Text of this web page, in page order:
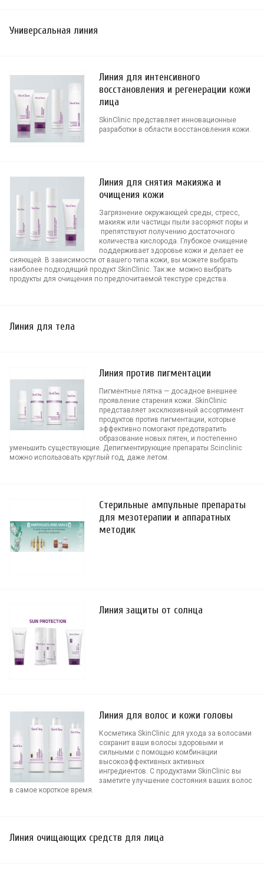
Универсальная линия
Линия для интенсивного
восстановления и регенерации кожи
лица
SkinClinic представляет инновационные
разработки в области восстановления кожи.
Линия для снятия макияжа и
очищения кожи
Загрязнение окружающей среды, стресс,
макияж или частицы пыли засоряют поры и
препятствуют получению достаточного
количества кислорода. Глубокое очищение
поддерживает здоровье кожи и делает ее
сияющей. В зависимости от вашего типа кожи, вы можете выбрать
наиболее подходящий продукт SkinClinic. Так же можно выбрать
продукты для очищения по предпочитаемой текстуре средства.
Линия для тела
Линия против пигментации
Пигментные пятна — досадное внешнее
проявление старения кожи. SkinClinic
представляет эксклюзивный ассортимент
продуктов против пигментации, которые
эффективно помогают предотвратить
образование новых пятен, и постепенно
уменьшить существующие. Депигментирующие препараты Scinclinic
можно использовать круглый год, даже летом.
Стерильные ампульные препараты
для мезотерапии и аппаратных
методик
Линия защиты от солнца
Линия для волос и кожи головы
Косметика SkinClinic для ухода за волосами
сохранит ваши волосы здоровыми и
сильными с помощью комбинации
высокоэффективных активных
ингредиентов. С продуктами SkinClinic вы
заметите улучшение состояния ваших волос
в самое короткое время.
Линия очищающих средств для лица